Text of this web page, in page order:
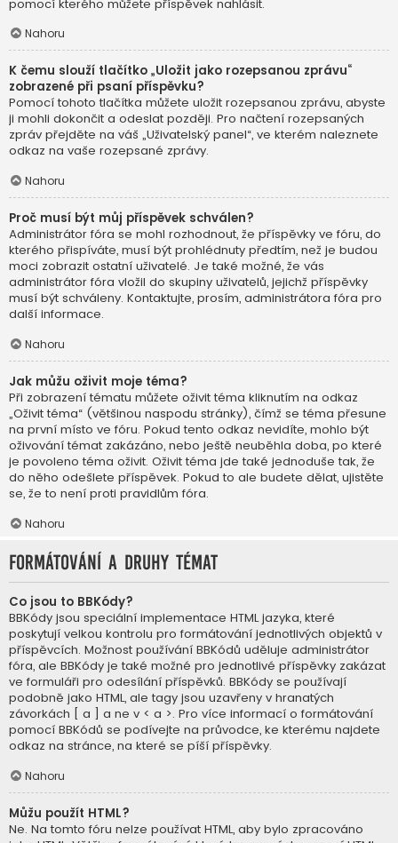
pomocí kterého můžete příspěvek nahlásit.
Nahoru
K čemu slouží tlačítko „Uložit jako rozepsanou zprávu“
zobrazené při psaní příspěvku?
Pomocí tohoto tlačítka můžete uložit rozepsanou zprávu, abyste
ji mohli dokončit a odeslat později. Pro načtení rozepsaných
zpráv přejděte na váš „Uživatelský panel“, ve kterém naleznete
odkaz na vaše rozepsané zprávy.
Nahoru
Proč musí být můj příspěvek schválen?
Administrátor fóra se mohl rozhodnout, že příspěvky ve fóru, do
kterého přispíváte, musí být prohlédnuty předtím, než je budou
moci zobrazit ostatní uživatelé. Je také možné, že vás
administrátor fóra vložil do skupiny uživatelů, jejichž příspěvky
musí být schváleny. Kontaktujte, prosím, administrátora fóra pro
další informace.
Nahoru
Jak můžu oživit moje téma?
Při zobrazení tématu můžete oživit téma kliknutím na odkaz
„Oživit téma“ (většinou naspodu stránky), čímž se téma přesune
na první místo ve fóru. Pokud tento odkaz nevidíte, mohlo být
oživování témat zakázáno, nebo ještě neuběhla doba, po které
je povoleno téma oživit. Oživit téma jde také jednoduše tak, že
do něho odešlete příspěvek. Pokud to ale budete dělat, ujistěte
se, že to není proti pravidlům fóra.
Nahoru
Formátování a druhy témat
Co jsou to BBKódy?
BBKódy jsou speciální implementace HTML jazyka, které
poskytují velkou kontrolu pro formátování jednotlivých objektů v
příspěvcích. Možnost používání BBKódů uděluje administrátor
fóra, ale BBKódy je také možné pro jednotlivé příspěvky zakázat
ve formuláři pro odesílání příspěvků. BBKódy se používají
podobně jako HTML, ale tagy jsou uzavřeny v hranatých
závorkách [ a ] a ne v < a >. Pro více informací o formátování
pomocí BBKódů se podívejte na průvodce, ke kterému najdete
odkaz na stránce, na které se píší příspěvky.
Nahoru
Můžu použít HTML?
Ne. Na tomto fóru nelze používat HTML, aby bylo zpracováno